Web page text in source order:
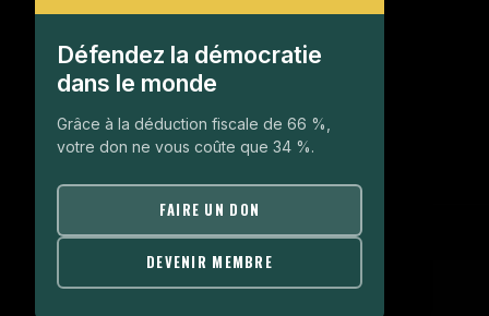
Défendez la démocratie
dans le monde
Grâce à la déduction fiscale de 66 %,
votre don ne vous coûte que 34 %.
FAIRE UN DON
DEVENIR MEMBRE